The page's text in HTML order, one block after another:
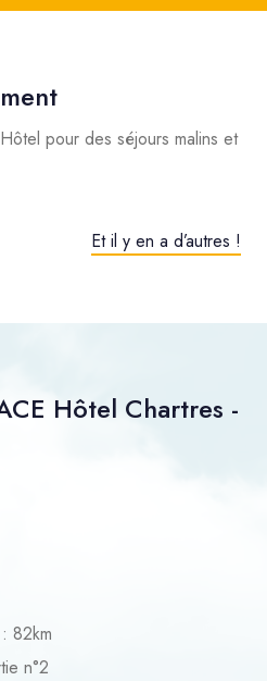
pour des séjours malins et
Et il y en a d’autres !
Hôtel Chartres -
82km
n°2